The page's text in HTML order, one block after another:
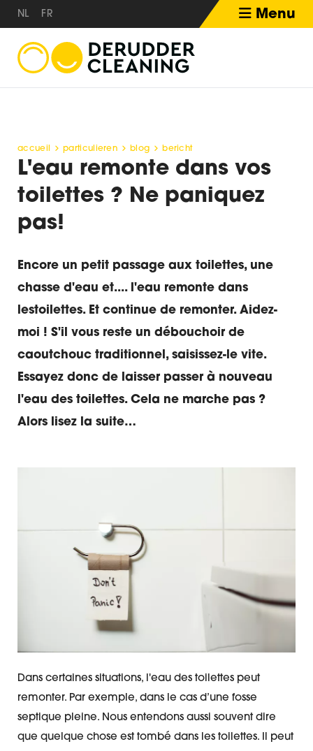
NL FR Menu
accueil particulieren blog bericht
L'eau remonte dans vos
toilettes ? Ne paniquez
pas!
Encore un petit passage aux toilettes, une
chasse d'eau et.... l'eau remonte dans
lestoilettes. Et continue de remonter. Aidez-
moi ! S'il vous reste un débouchoir de
caoutchouc traditionnel, saisissez-le vite.
Essayez donc de laisser passer à nouveau
l'eau des toilettes. Cela ne marche pas ?
Alors lisez la suite…
Dans certaines situations, l'eau des toilettes peut
remonter. Par exemple, dans le cas d’une fosse
septique pleine. Nous entendons aussi souvent dire
que quelque chose est tombé dans les toilettes. Il peut